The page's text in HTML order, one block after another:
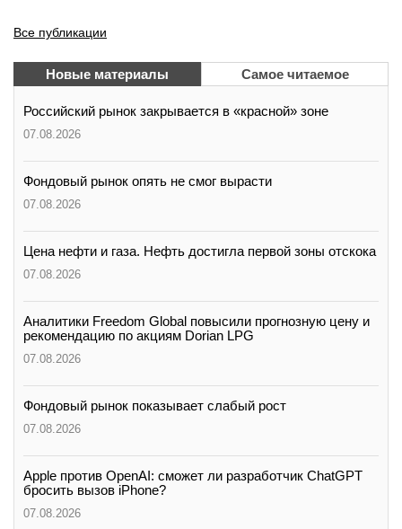
Все публикации
Новые материалы Самое читаемое
Российский рынок закрывается в «красной» зоне
07.08.2026
Фондовый рынок опять не смог вырасти
07.08.2026
Цена нефти и газа. Нефть достигла первой зоны отскока
07.08.2026
Аналитики Freedom Global повысили прогнозную цену и
рекомендацию по акциям Dorian LPG
07.08.2026
Фондовый рынок показывает слабый рост
07.08.2026
Apple против OpenAI: сможет ли разработчик ChatGPT
бросить вызов iPhone?
07.08.2026